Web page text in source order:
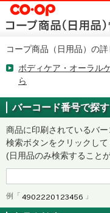
コープ商品（日用品）の
ボディケア・オーラル
ら
バーコード番号で探す
商品に印刷されているバ
検索ボタンをクリックして
(日用品のみ検索すること
例「 」